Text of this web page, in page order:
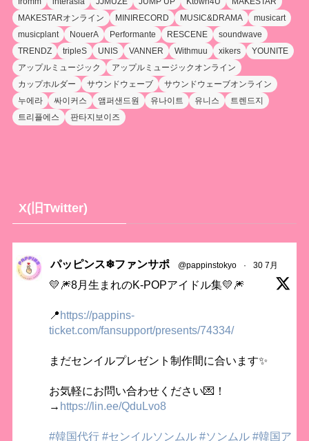
MAKESTARオンライン
MINIRECORD MUSIC&DRAMA
musicart
musicplant
NouerA Performante RESCENE
soundwave
TRENDZ
tripleS UNIS VANNER Withmuu xikers
YOUNITE
アップルミュージック
アップルミュージックオンライン
カップホルダー
サウンドウェーブ
サウンドウェーブオンライン
누에라
싸이커스 앰퍼샌드원 유나이트 유니스
트렌드지
트리플에스
판타지보이즈
X(旧Twitter)
パッピンス❄ファンサポ @pappinstokyo · 30 7月
💛🎆8月生まれのK-POPアイドル集💛🎆
📍https://pappins-
ticket.com/fansupport/presents/74334/
まだセンイルプレゼント制作間に合います✨
お気軽にお問い合わせください💌！
→ https://lin.ee/QduLvo8
#韓国代行 #センイルソンムル #ソンムル #韓国ア